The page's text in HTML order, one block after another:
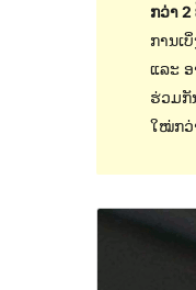
ກວ່າ
ການເ
ແລະ
ຮ່ວມກັ
ໃໝ່ກວ່